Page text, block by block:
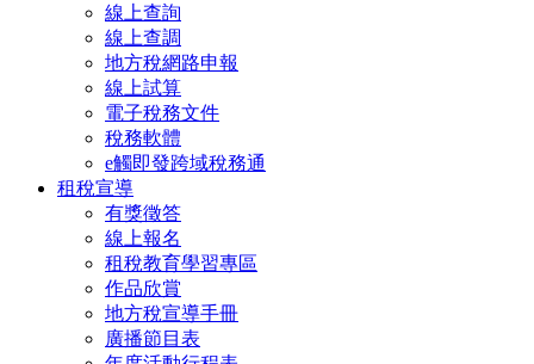
線上查詢
線上查調
地方稅網路申報
線上試算
電子稅務文件
稅務軟體
e觸即發跨域稅務通
租稅宣導
有獎徵答
線上報名
租稅教育學習專區
作品欣賞
地方稅宣導手冊
廣播節目表